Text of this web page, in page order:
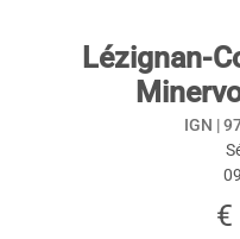
Lézignan-
IGN |
€